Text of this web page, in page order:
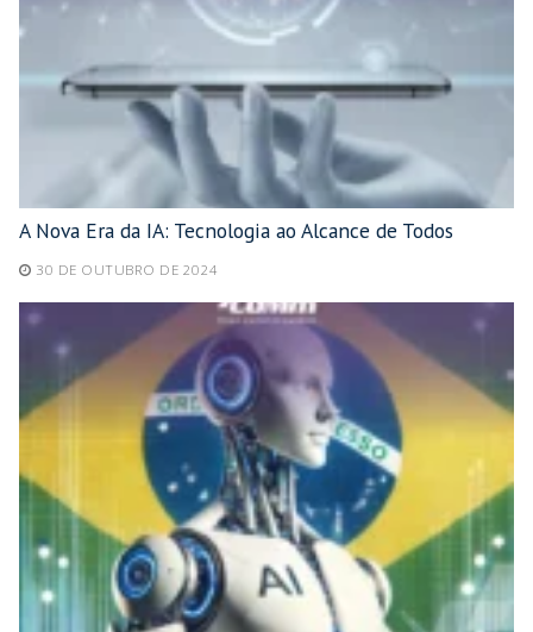
A Nova Era da IA: Tecnologia ao Alcance de Todos
30 DE OUTUBRO DE 2024